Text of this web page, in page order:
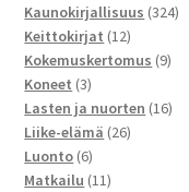
tuotetta
Kaunokirjallisuus 324324
Keittokirjat 1212
tuotetta
Kokemuskertomus 99
Koneet 33
tuotetta
Lasten ja nuorten 1616
Liike-elämä 2626
Luonto 66
tuotetta
Matkailu 1111